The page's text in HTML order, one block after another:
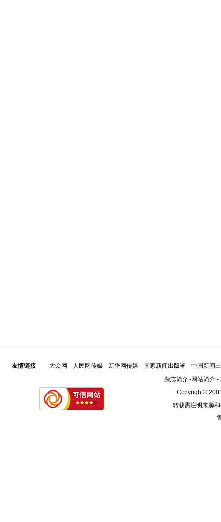
友情链接 大众网 人民网传媒 新华网传媒 国家新闻出版署
中国新闻
杂志简介-网站简介-
Copyright©
转载需注明来源